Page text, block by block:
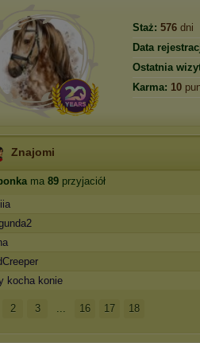
Staż: 576 dni
Data
Ostatnia
Karma: 10
Znajomi
ma 89 przyjaciół
kocha konie
2 3 ... 16 17 18